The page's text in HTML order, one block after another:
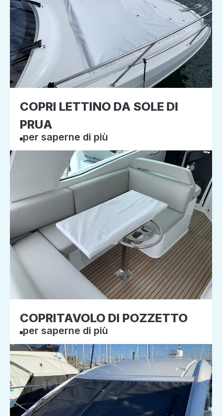
COPRI LETTINO DA SOLE DI
PRUA
per saperne di più
COPRITAVOLO DI POZZETTO
per saperne di più